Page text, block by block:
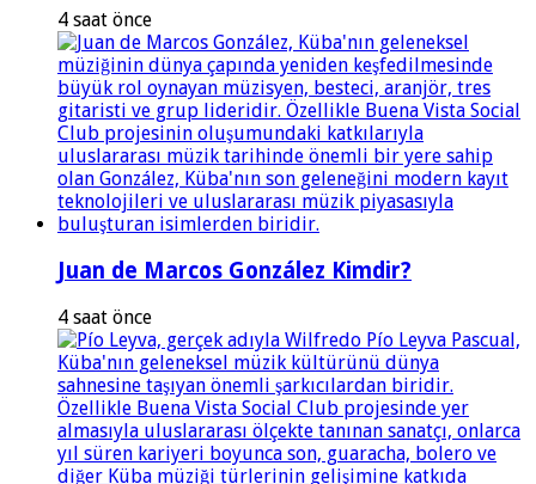
4 saat önce
Juan de Marcos González Kimdir?
4 saat önce